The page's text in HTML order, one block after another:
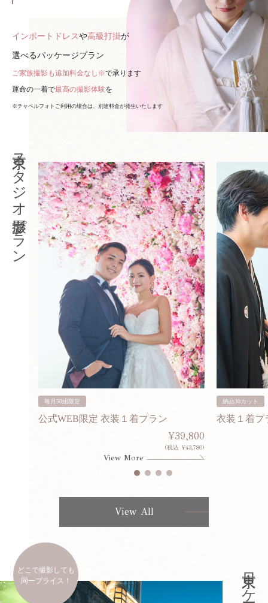
インポートドレスや高級打掛が
選べるパッケージプラン
ご家族撮影も追加料金なし※で承ります
運命の一着で最高の撮影体験を
※チャペルフォトご利用の場合は、別途料金が発生いたします
東京スタジオ撮影プラン
毎月50組限定
公式WEB限定 衣装１着プラン
¥39,800
(税込 ¥43,780)
View More
納品30カット
衣装１着プ
View All
どこで撮影しても
同一プライス！